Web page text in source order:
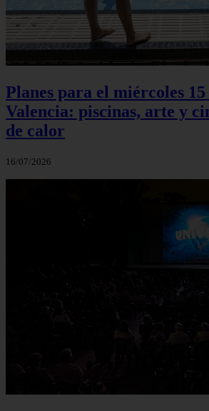
Planes para el miércoles
Valencia: piscinas, arte y
de calor
16/07/2026